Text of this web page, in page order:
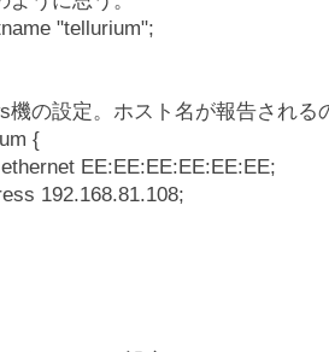
"tellurium";
機の設定。ホスト名が報告される
{
EE:EE:EE:EE:EE:EE;
192.168.81.108;